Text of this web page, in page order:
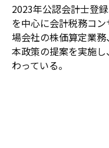
2023年公認会計士登
を中心に会計税務コ
場会社の株価算定業
本政策の提案を実施
わっている。